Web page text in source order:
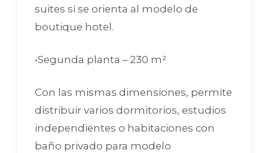
suites si se orienta al modelo de
boutique hotel.
•Segunda planta – 230 m²
Con las mismas dimensiones, permite
distribuir varios dormitorios, estudios
independientes o habitaciones con
baño privado para modelo